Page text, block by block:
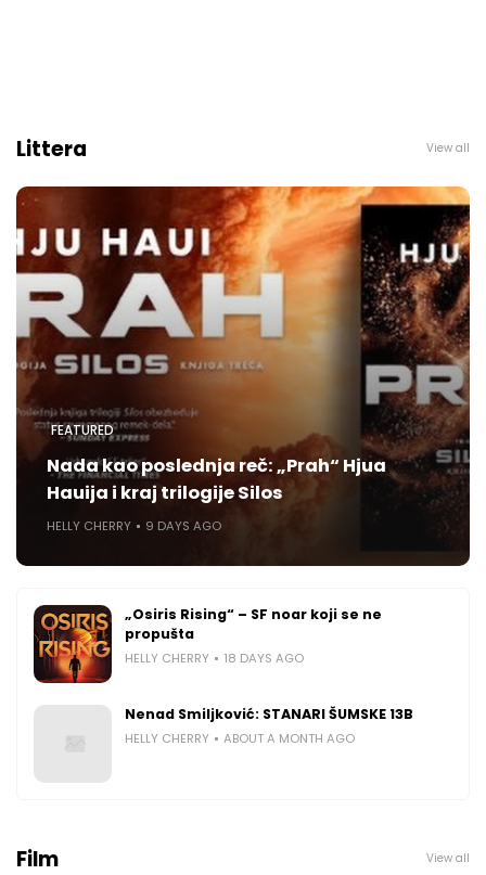
Littera View all
FEATURED
Nada kao poslednja reč: „Prah“ Hjua
Hauija i kraj trilogije Silos
HELLY CHERRY 9 DAYS AGO
„Osiris Rising“ – SF noar koji se ne
propušta
HELLY CHERRY 18 DAYS AGO
Nenad Smiljković: STANARI ŠUMSKE 13B
HELLY CHERRY ABOUT A MONTH AGO
Film View all